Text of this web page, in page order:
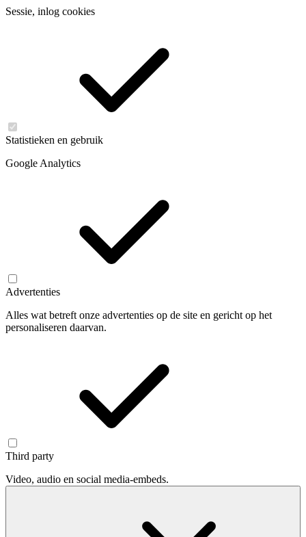
Sessie, inlog cookies
Statistieken en gebruik
Google Analytics
Advertenties
Alles wat betreft onze advertenties op de site en gericht op het
personaliseren daarvan.
Third party
Video, audio en social media-embeds.